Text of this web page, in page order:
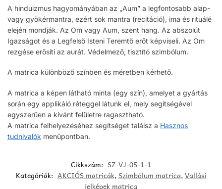
A hinduizmus hagyományában az „Aum” a legfontosabb alap-
vagy gyökérmantra, ezért sok mantra (recitáció), ima és rituálé
elején mondják. Az Om vagy Aum, szent hang. Az abszolút
Igazságot és a Legfelső Isteni Teremtő erőt képviseli. Az Om
rezgése erősíti az aurát. Védelmező, tisztító szimbólum.
A matrica különböző színben és méretben kérhető.
A matrica a képen látható minta (egy szín), amelyet a gyártás
során egy applikáló réteggel látunk el, mely segítségével
egyszerűen a kívánt felületre ragasztható.
A matrica felhelyezéséhez segítséget találsz a Hasznos
tudnivalók menüpontban.
Cikkszám: SZ-VJ-05-1-1
Kategóriák: AKCIÓS matricák,Szimbólum matrica,Vallási
jelképek matrica